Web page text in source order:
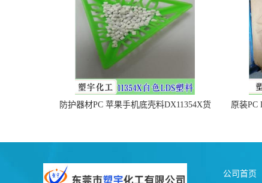
防护器材PC 苹果手机底壳料DX11354X货
原装PC
公司首页